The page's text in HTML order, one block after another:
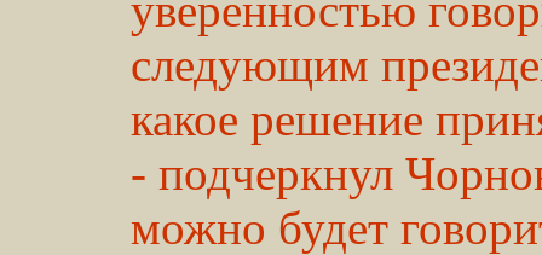
следующим
какое решение
- подчеркнул
можно будет